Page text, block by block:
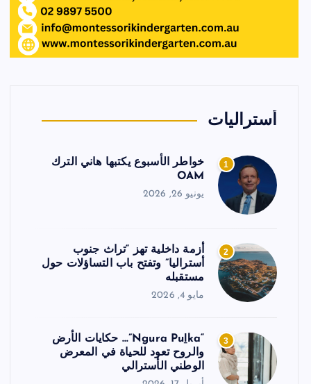
أستراليات
1
خواطر الأسبوع يكتبها هاني الترك
OAM
يونيو 26, 2026
2
أزمة داخلية تهز “تراث جنوب
أستراليا” وتفتح باب التساؤلات حول
مستقبله
مايو 4, 2026
3
“Ngura Puḻka”… حكايات الأرض
والروح تعود للحياة في المعرض
الوطني الأسترالي